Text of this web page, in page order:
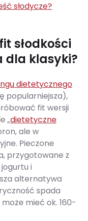
słodycze?
słodkości
dla klasyki?
dietetycznego
popularniejsza),
fit wersji
„dietetyczne
ale w
Pieczone
przygotowane z
i
alternatywa
spada
mieć ok. 160-